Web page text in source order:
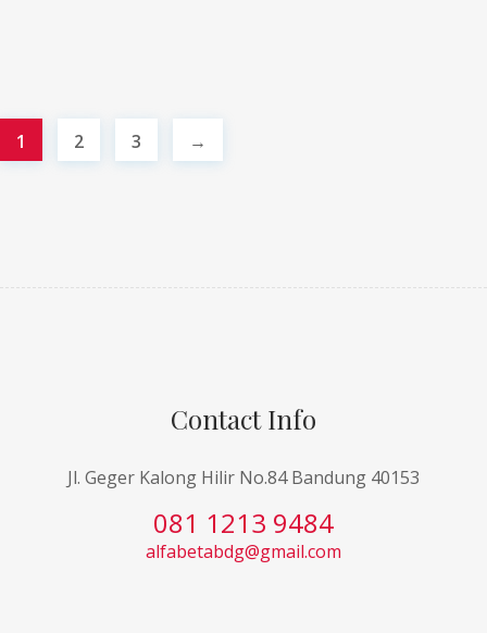
1 2 3 →
Contact Info
Jl. Geger Kalong Hilir No.84 Bandung 40153
081 1213 9484
alfabetabdg@gmail.com